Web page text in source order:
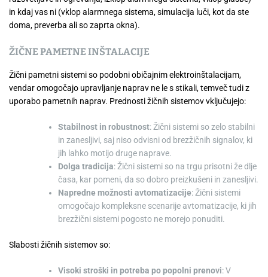
in kdaj vas ni (vklop alarmnega sistema, simulacija luči, kot da ste
doma, preverba ali so zaprta okna).
ŽIČNE PAMETNE INŠTALACIJE
Žični pametni sistemi so podobni običajnim elektroinštalacijam,
vendar omogočajo upravljanje naprav ne le s stikali, temveč tudi z
uporabo pametnih naprav. Prednosti žičnih sistemov vključujejo:
Stabilnost in robustnost: Žični sistemi so zelo stabilni
in zanesljivi, saj niso odvisni od brezžičnih signalov, ki
jih lahko motijo druge naprave.
Dolga tradicija: Žični sistemi so na trgu prisotni že dlje
časa, kar pomeni, da so dobro preizkušeni in zanesljivi.
Napredne možnosti avtomatizacije: Žični sistemi
omogočajo kompleksne scenarije avtomatizacije, ki jih
brezžični sistemi pogosto ne morejo ponuditi.
Slabosti žičnih sistemov so:
Visoki stroški in potreba po popolni prenovi: V